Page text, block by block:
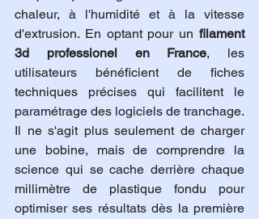
chaleur, à l'humidité et à la vitesse
d'extrusion. En optant pour un filament
3d professionel en France, les
utilisateurs bénéficient de fiches
techniques précises qui facilitent le
paramétrage des logiciels de tranchage.
Il ne s'agit plus seulement de charger
une bobine, mais de comprendre la
science qui se cache derrière chaque
millimètre de plastique fondu pour
optimiser ses résultats dès la première